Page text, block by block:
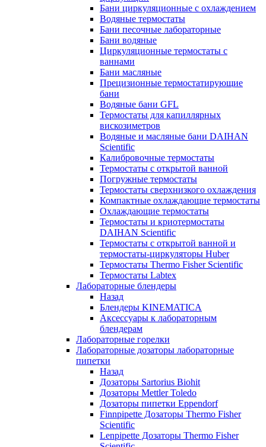
Бани циркуляционные с охлаждением
Водяные термостаты
Бани песочные лабораторные
Бани водяные
Циркуляционные термостаты с
ваннами
Бани масляные
Прецизионные термостатирующие
бани
Водяные бани GFL
Термостаты для капиллярных
вискозиметров
Водяные и масляные бани DAIHAN
Scientific
Калибровочные термостаты
Термостаты с открытой ванной
Погружные термостаты
Термостаты сверхнизкого охлаждения
Компактные охлаждающие термостаты
Охлаждающие термостаты
Термостаты и криотермостаты
DAIHAN Scientific
Термостаты с открытой ванной и
термостаты-циркуляторы Huber
Термостаты Thermo Fisher Scientific
Термостаты Labtex
Лабораторные блендеры
Назад
Блендеры KINEMATICA
Аксессуары к лабораторным
блендерам
Лабораторные горелки
Лабораторные дозаторы лабораторные
пипетки
Назад
Дозаторы Sartorius Biohit
Дозаторы Mettler Toledo
Дозаторы пипетки Eppendorf
Finnpipette Дозаторы Thermo Fisher
Scientific
Lenpipette Дозаторы Thermo Fisher